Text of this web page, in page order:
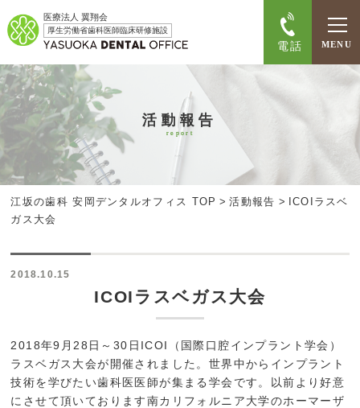
医療法人 翼翔会
厚生労働省歯科医師臨床研修施設
電話 MENU
活動報告
report
江坂の歯科 安岡デンタルオフィス TOP >活動報告 >
ICOIラスベ
ガス大会
2018.10.15
ICOIラスベガス大会
2018年9月28日～30日ICOI（国際口腔インプラント学会）
ラスベガス大会が開催されました。世界中からインプラント
技術を学びたい歯科医医師が集まる学会です。以前より好意
にさせて頂いております南カリフォルニア大学のホーマーザ